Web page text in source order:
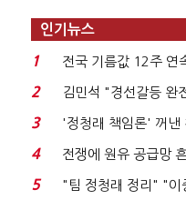
인기뉴스
1
전국 기름값 12주 연
발윳값 1909원...
2
김민석 "경선갈등 완
청래 "반명 공세 사...
3
'정청래 책임론' 꺼낸
는 추가투표 때리기...
4
전쟁에 원유 공급망
에너지안보 핵심...
5
"팀 정청래 정리" "